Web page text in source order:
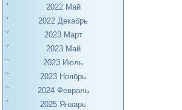
2022 Май
2022 Декабрь
2023 Март
2023 Май
2023 Июль
2023 Ноябрь
2024 Февраль
2025 Январь